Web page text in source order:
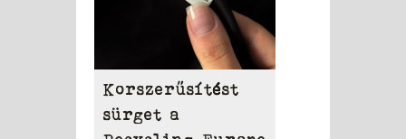
Korszerűsítést
sürget a